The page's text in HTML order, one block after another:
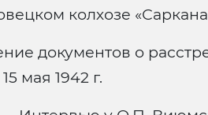
колхозе «Саркана
документов о
мая 1942 г.